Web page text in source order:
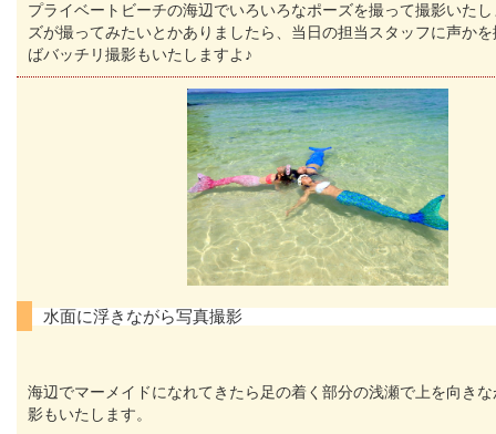
プライベートビーチの海辺でいろいろなポーズを撮って撮影いた
ズが撮ってみたいとかありましたら、当日の担当スタッフに声か
ばバッチリ撮影もいたしますよ♪
水面に浮きながら写真撮影
海辺でマーメイドになれてきたら足の着く部分の浅瀬で上を向き
影もいたします。